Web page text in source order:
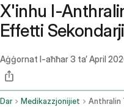
X'inhu l-
Effetti
Aġġornat l-aħħar3 ta’ April
Dar Medikazzjonijiet Anthralin